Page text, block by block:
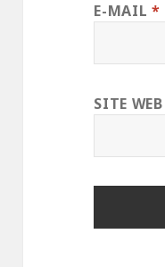
E-MAIL *
SITE WEB